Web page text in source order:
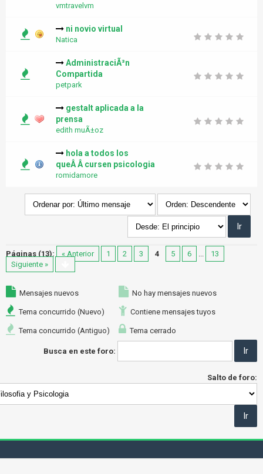
vmtravelvm
ni novio virtual
Natica
AdministraciÃ³n
Compartida
petpark
gestalt aplicada a la
prensa
edith muÃ±oz
hola a todos los
queÂ Â cursen psicologia
romidamore
Páginas (13): « Anterior 1 2 3 4 5 6 ...
13
Siguiente »
Mensajes nuevos
Tema concurrido (Nuevo)
Tema concurrido (Antiguo)
No hay mensajes nuevos
Contiene mensajes tuyos
Tema cerrado
Busca en este foro:
Salto de foro: